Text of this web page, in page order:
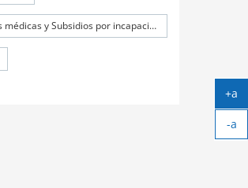
Régimen de Licencias médicas y Subsidios por incapacidad laboral (SIL)
+a
-a